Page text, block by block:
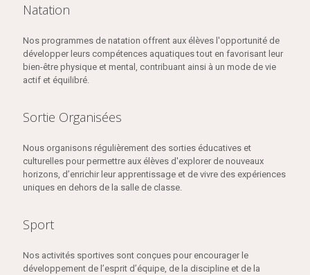
Natation
Nos programmes de natation offrent aux élèves l'opportunité de
développer leurs compétences aquatiques tout en favorisant leur
bien-être physique et mental, contribuant ainsi à un mode de vie
actif et équilibré.
Sortie Organisées
Nous organisons régulièrement des sorties éducatives et
culturelles pour permettre aux élèves d'explorer de nouveaux
horizons, d’enrichir leur apprentissage et de vivre des expériences
uniques en dehors de la salle de classe.
Sport
Nos activités sportives sont conçues pour encourager le
développement de l’esprit d’équipe, de la discipline et de la